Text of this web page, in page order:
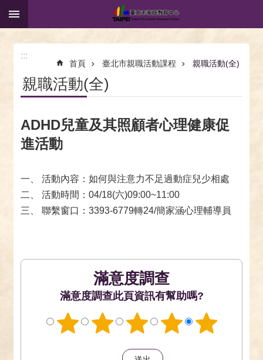
跳到主要內容區塊
:::
首頁 臺北市親職活動課程 親職活動(全)
親職活動(全)
ADHD兒童及其照顧者心理健康促
進活動
一、 活動內容：如何與注意力不足過動症兒少相處
二、 活動時間：04/18(六)09:00~11:00
三、 聯繫窗口：3393-6779轉24/簡家涵心理輔導員
滿意度調查此頁資訊有幫助嗎?